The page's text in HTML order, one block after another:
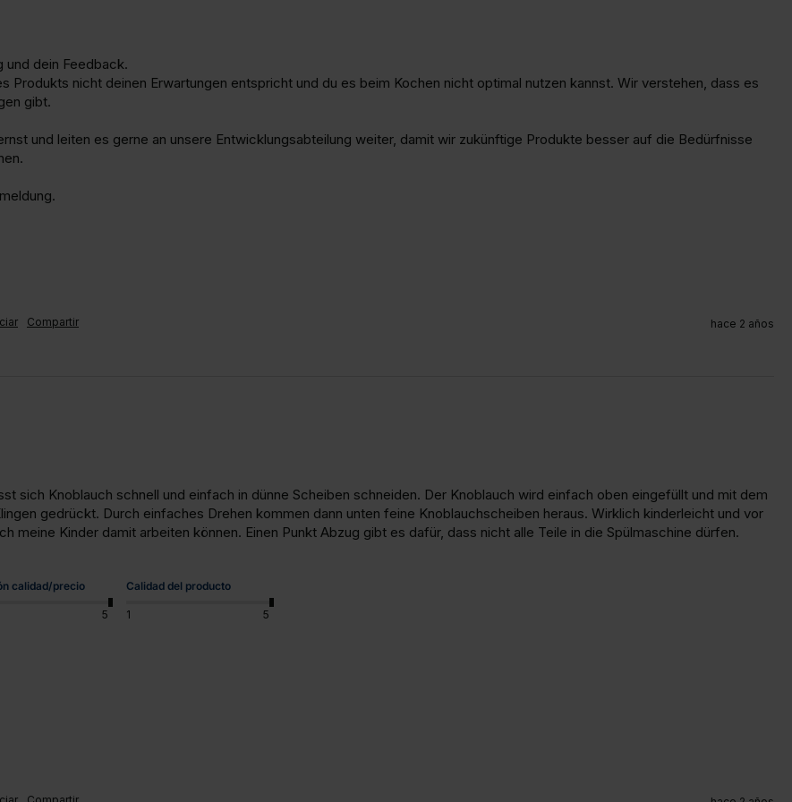
und dein Feedback.
Produkts nicht deinen Erwartungen entspricht und du es beim Kochen nicht optimal nutzen kannst. Wir verstehen, dass es
gibt.
und leiten es gerne an unsere Entwicklungsabteilung weiter, damit wir zukünftige Produkte besser auf die Bedürfnisse
Compartir hace 2 años
sich Knoblauch schnell und einfach in dünne Scheiben schneiden. Der Knoblauch wird einfach oben eingefüllt und mit dem
gedrückt. Durch einfaches Drehen kommen dann unten feine Knoblauchscheiben heraus. Wirklich kinderleicht und vor
meine Kinder damit arbeiten können. Einen Punkt Abzug gibt es dafür, dass nicht alle Teile in die Spülmaschine dürfen.
calidad/precio
5
Calidad del producto
1 5